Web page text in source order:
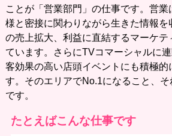
ことが「営業部門」の仕事です。営
様と密接に関わりながら生きた情報を
の売上拡大、利益に直結するマーケテ
ています。さらにTVコマーシャルに
客効果の高い店頭イベントにも積極的
す。そのエリアでNo.1になること、
です。
たとえばこんな仕事です